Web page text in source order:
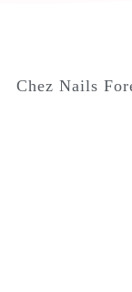
Chez Nails